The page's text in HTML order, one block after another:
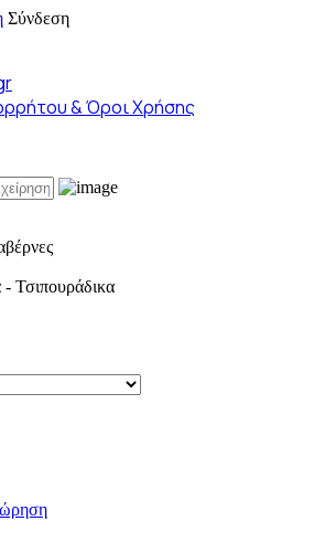
Σύνδεση
& Όροι Χρήσης
Τσιπουράδικα